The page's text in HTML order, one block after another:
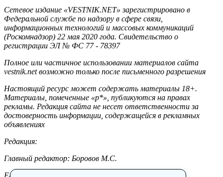
Сетевое издание «VESTNIK.NET» зарегистрировано в
Федеральной службе по надзору в сфере связи,
информационных технологий и массовых коммуникаций
(Роскомнадзор) 22 мая 2020 года. Свидетельство о
регистрации ЭЛ № ФС 77 - 78397
Полное или частичное использовании материалов сайта
vestnik.net возможно только после письменного разрешения
Настоящий ресурс может содержать материалы 18+.
Материалы, помеченные «р*», публикуются на правах
рекламы. Редакция сайта не несет ответственности за
достоверность информации, содержащейся в рекламных
объявлениях
Редакция:
Главный редактор: Боровов М.С.
E-mail: site@vestnik.net, reb.msk@yandex.ru